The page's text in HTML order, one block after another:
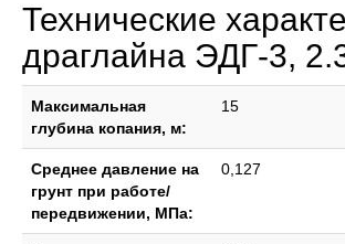
Технические
драглайна ЭДГ-3,
Максимальная
глубина копания, м:
15
Среднее давление на
грунт при работе/
передвижении, МПа:
0,127